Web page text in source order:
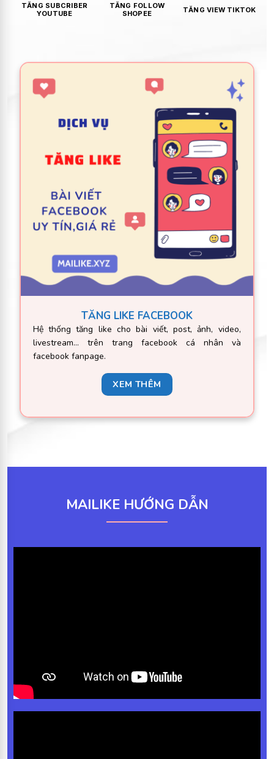
TĂNG SUBCRIBER
YOUTUBE
TĂNG FOLLOW
SHOPEE
TĂNG VIEW TIKTOK
TĂNG LIKE FACEBOOK
Hệ thống tăng like cho bài viết, post, ảnh, video,
livestream… trên trang facebook cá nhân và
facebook fanpage.
XEM THÊM
MAILIKE HƯỚNG DẪN